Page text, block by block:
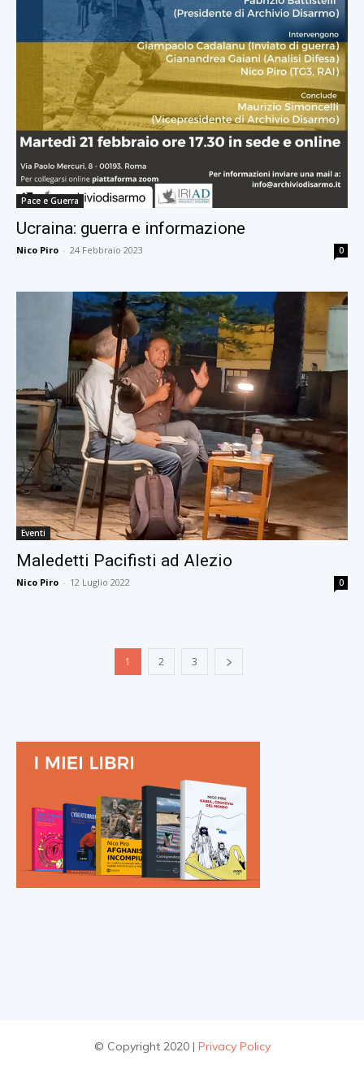
Pace e Guerra
Ucraina: guerra e informazione
Nico Piro - 24 Febbraio 2023 0
Eventi
Maledetti Pacifisti ad Alezio
Nico Piro - 12 Luglio 2022 0
1 2 3
© Copyright 2020 | Privacy Policy